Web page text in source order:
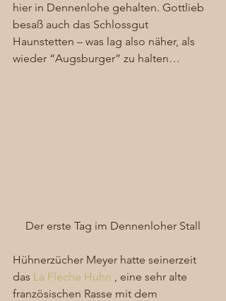
hier in Dennenlohe gehalten. Gottlieb
besaß auch das Schlossgut
Haunstetten – was lag also näher, als
wieder “Augsburger” zu halten…
Der erste Tag im Dennenloher Stall
Hühnerzücher Meyer hatte seinerzeit
das La Fleche Huhn , eine sehr alte
französischen Rasse mit dem